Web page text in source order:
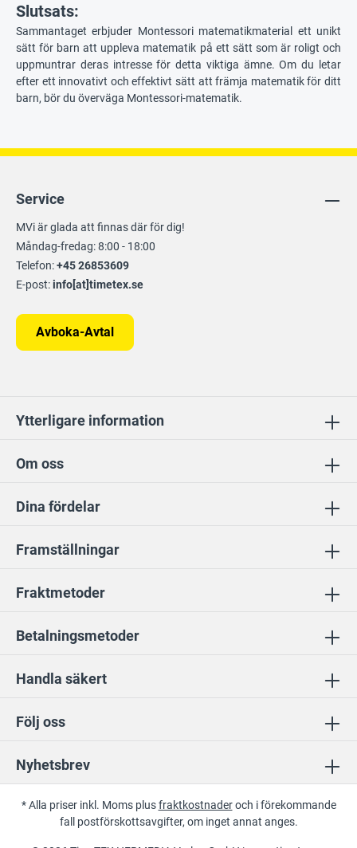
Slutsats:
Sammantaget erbjuder Montessori matematikmaterial ett unikt
sätt för barn att uppleva matematik på ett sätt som är roligt och
uppmuntrar deras intresse för detta viktiga ämne. Om du letar
efter ett innovativt och effektivt sätt att främja matematik för ditt
barn, bör du överväga Montessori-matematik.
Följ oss
Dina fördelar
Framställningar
Handla säkert
Om oss
Nyhetsbrev
Service
MVi är glada att finnas där för dig!
Måndag-fredag: 8:00 - 18:00
Telefon:+45 26853609
E-post:info[at]timetex.se
Avboka-Avtal
Ytterligare information
Betalningsmetoder
Fraktmetoder
* Alla priser inkl. Moms plusfraktkostnaderoch i förekommande
fall postförskottsavgifter, om inget annat anges.